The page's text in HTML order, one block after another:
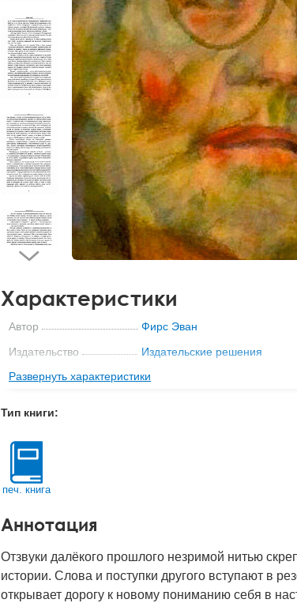
Характеристики
Автор
Фирс Эван
Издательство
Издательские решения
Формат книги
206x146x5 мм
Кол-во стр
Год
Код
Развернуть характеристики
Тип книги:
печ. книга
Аннотация
Отзвуки далёкого прошлого незримой нитью
истории. Слова и поступки другого вступают в
открывает дорогу к новому пониманию себя в